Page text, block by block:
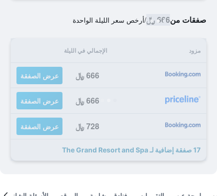
صفقات من666 ﷼ /أرخص سعر الليلة الواحدة
مزود الإجمالي في الليلة
666 ﷼ عرض الصفقة
666 ﷼ عرض الصفقة
728 ﷼ عرض الصفقة
17 صفقة إضافية لـ The Grand Resort and Spa